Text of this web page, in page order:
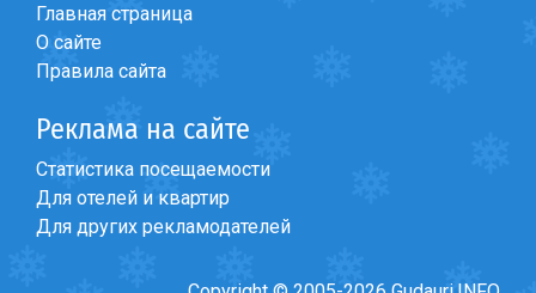
Главная страница
О сайте
Правила сайта
Реклама на сайте
Статистика посещаемости
Для отелей и квартир
Для других рекламодателей